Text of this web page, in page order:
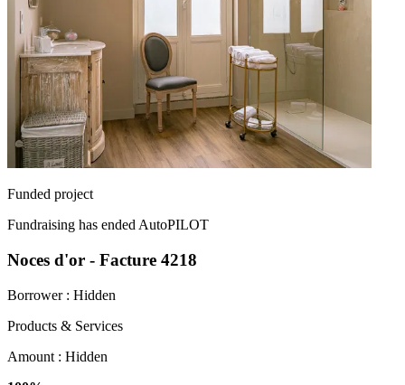
Funded project
Fundraising has ended AutoPILOT
Noces d'or - Facture 4218
Borrower : Hidden
Products & Services
Amount : Hidden